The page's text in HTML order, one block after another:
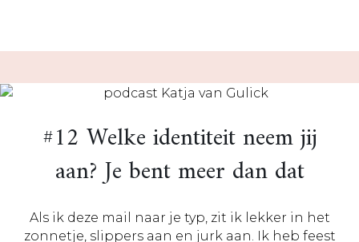
#12 Welke identiteit neem jij
aan? Je bent meer dan dat
Als ik deze mail naar je typ, zit ik lekker in het
zonnetje, slippers aan en jurk aan. Ik heb feest